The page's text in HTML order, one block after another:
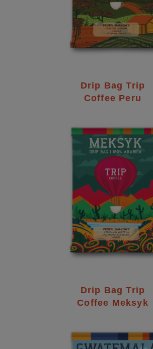
Drip Bag Trip
Coffee Peru
Drip Bag Trip
Coffee Meksyk